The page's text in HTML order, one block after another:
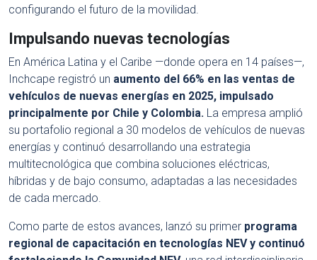
configurando el futuro de la movilidad.
Impulsando nuevas tecnologías
En América Latina y el Caribe —donde opera en 14 países—,
Inchcape registró un aumento del 66% en las ventas de
vehículos de nuevas energías en 2025, impulsado
principalmente por Chile y Colombia. La empresa amplió
su portafolio regional a 30 modelos de vehículos de nuevas
energías y continuó desarrollando una estrategia
multitecnológica que combina soluciones eléctricas,
híbridas y de bajo consumo, adaptadas a las necesidades
de cada mercado.
Como parte de estos avances, lanzó su primer programa
regional de capacitación en tecnologías NEV y continuó